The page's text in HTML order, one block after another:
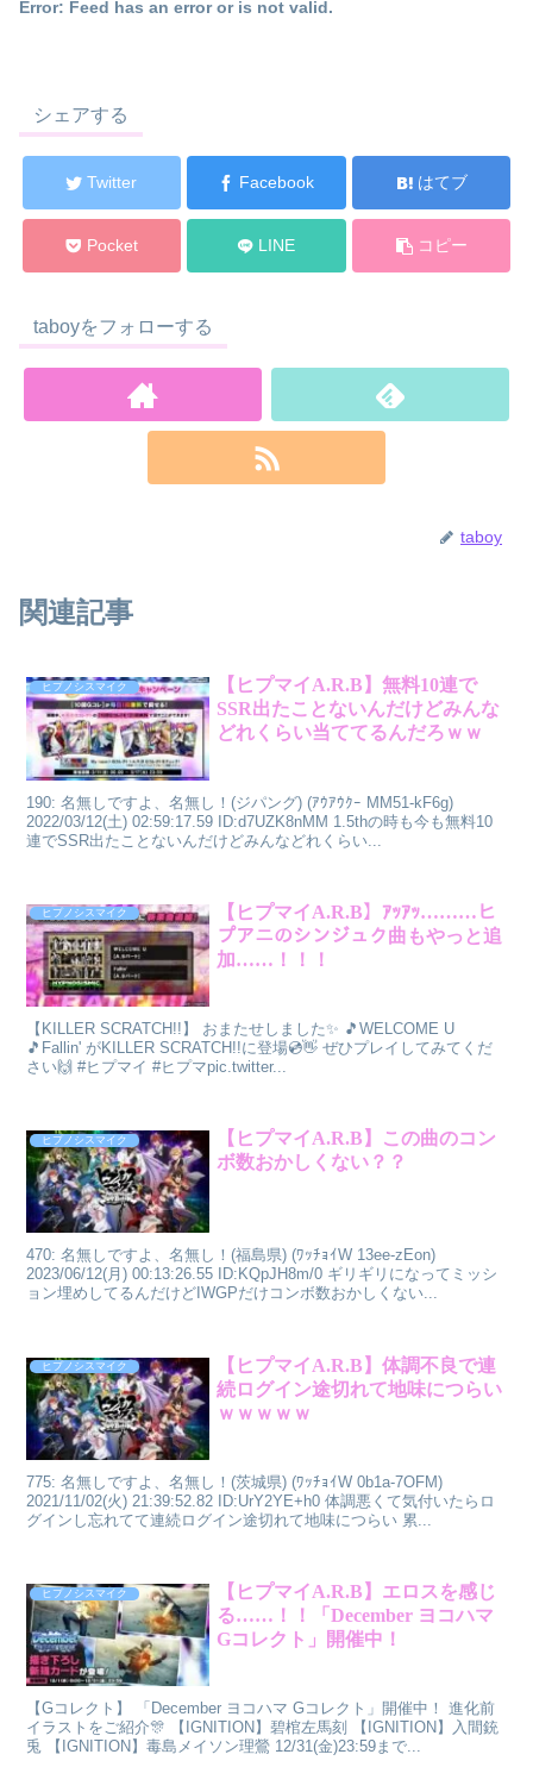
Error: Feed has an error or is not valid.
シェアする
Twitter Facebook はてブ
Pocket LINE コピー
taboyをフォローする
taboy
関連記事
ヒプノシスマイク
【ヒプマイA.R.B】無料10連で
SSR出たことないんだけどみんな
どれくらい当ててるんだろｗｗ
190: 名無しですよ、名無し！(ジパング) (ｱｳｱｳｸｰ MM51-kF6g)
2022/03/12(土) 02:59:17.59 ID:d7UZK8nMM 1.5thの時も今も無料10
連でSSR出たことないんだけどみんなどれくらい...
ヒプノシスマイク
【ヒプマイA.R.B】ｱｯｱｯ………ヒ
プアニのシンジュク曲もやっと追
加……！！！
【KILLER SCRATCH!!】 おまたせしました✨ 🎵WELCOME U
🎵Fallin' がKILLER SCRATCH!!に登場💿👋 ぜひプレイしてみてくだ
さい🙌 #ヒプマイ #ヒプマpic.twitter...
ヒプノシスマイク
【ヒプマイA.R.B】この曲のコン
ボ数おかしくない？？
470: 名無しですよ、名無し！(福島県) (ﾜｯﾁｮｲW 13ee-zEon)
2023/06/12(月) 00:13:26.55 ID:KQpJH8m/0 ギリギリになってミッシ
ョン埋めしてるんだけどIWGPだけコンボ数おかしくない...
ヒプノシスマイク
【ヒプマイA.R.B】体調不良で連
続ログイン途切れて地味につらい
ｗｗｗｗｗ
775: 名無しですよ、名無し！(茨城県) (ﾜｯﾁｮｲW 0b1a-7OFM)
2021/11/02(火) 21:39:52.82 ID:UrY2YE+h0 体調悪くて気付いたらロ
グインし忘れてて連続ログイン途切れて地味につらい 累...
ヒプノシスマイク
【ヒプマイA.R.B】エロスを感じ
る……！！「December ヨコハマ
Gコレクト」開催中！
【Gコレクト】 「December ヨコハマ Gコレクト」開催中！ 進化前
イラストをご紹介🎊 【IGNITION】碧棺左馬刻 【IGNITION】入間銃
兎 【IGNITION】毒島メイソン理鶯 12/31(金)23:59まで...